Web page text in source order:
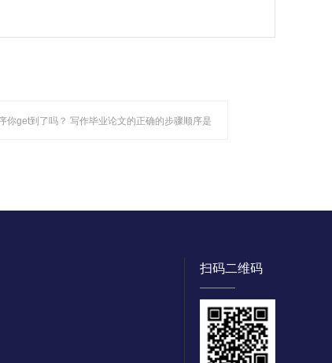
你get到了吗？ 写作毕业论文的正确的步骤顺序是
扫码二维码